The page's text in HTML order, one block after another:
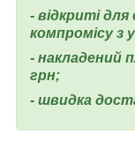
- відкриті
компромісу з
- накладений
грн;
- швидка